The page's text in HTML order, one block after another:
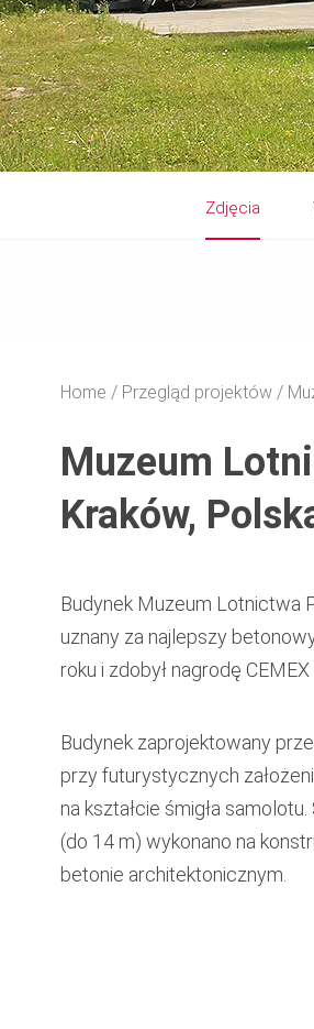
Zdjęcia
Home Przegląd projektów
Muzeum
Kraków,
Budynek Muzeum Lotnictwa
uznany za najlepszy
roku i zdobył nagrodę CEMEX
Budynek zaprojektowany
przy futurystycznych
na kształcie śmigła
(do 14 m) wykonano na
betonie architektonicznym.